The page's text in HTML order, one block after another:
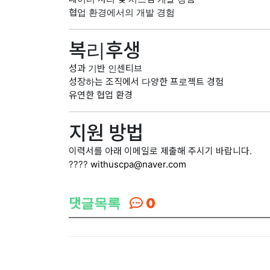
협업 환경에서의 개발 경험
복리후생
성과 기반 인센티브
성장하는 조직에서 다양한 프로젝트 경험
유연한 협업 환경
지원 방법
이력서를 아래 이메일로 제출해 주시기 바랍니다.
???? withuscpa@naver.com
댓글목록 0